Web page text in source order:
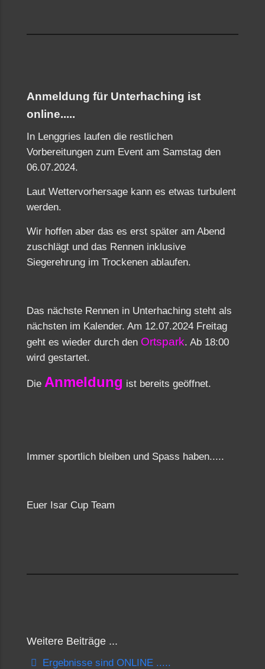
Anmeldung für Unterhaching ist
online.....
In Lenggries laufen die restlichen
Vorbereitungen zum Event am Samstag den
06.07.2024.
Laut Wettervorhersage kann es etwas turbulent
werden.
Wir hoffen aber das es erst später am Abend
zuschlägt und das Rennen inklusive
Siegerehrung im Trockenen ablaufen.
Das nächste Rennen in Unterhaching steht als
nächsten im Kalender. Am 12.07.2024 Freitag
geht es wieder durch den Ortspark. Ab 18:00
wird gestartet.
Die Anmeldung ist bereits geöffnet.
Immer sportlich bleiben und Spass haben.....
Euer Isar Cup Team
Weitere Beiträge ...
Ergebnisse sind ONLINE .....